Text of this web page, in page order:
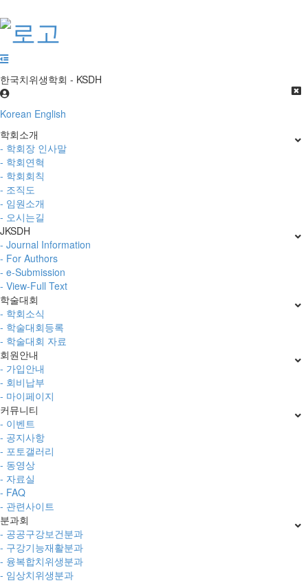
한국치위생학회 - KSDH
Korean English
학회소개
- 학회장 인사말
- 학회연혁
- 학회회칙
- 조직도
- 임원소개
- 오시는길
JKSDH
- Journal Information
- For Authors
- e-Submission
- View-Full Text
학술대회
- 학회소식
- 학술대회등록
- 학술대회 자료
회원안내
- 가입안내
- 회비납부
- 마이페이지
커뮤니티
- 이벤트
- 공지사항
- 포토갤러리
- 동영상
- 자료실
- FAQ
- 관련사이트
분과회
- 공공구강보건분과
- 구강기능재활분과
- 융복합치위생분과
- 임상치위생분과